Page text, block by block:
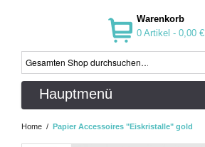
Warenkorb
0 Artikel - 0,00 €
Hauptmenü
Home / Papier Accessoires "Eiskristalle" gold